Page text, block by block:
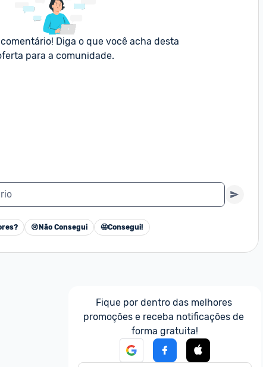
Diga o que você acha desta
para a comunidade.
😢 Não Consegui 🤩Consegui!
Fique por dentro das melhores
promoções e receba notificações de
forma gratuita!